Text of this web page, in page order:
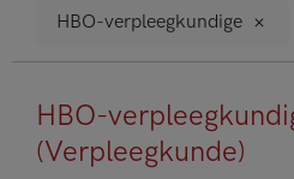
HBO-verpleegkundige
HBO-
(Verpleegkunde)